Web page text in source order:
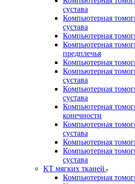
сустава
Компьютерная
сустава
Компьютерная
Компьютерная
предплечья
Компьютерная
Компьютерная
сустава
Компьютерная
сустава
Компьютерная
конечности
Компьютерная
сустава
Компьютерная
Компьютерная
сустава
КТ мягких тканей
Компьютерная